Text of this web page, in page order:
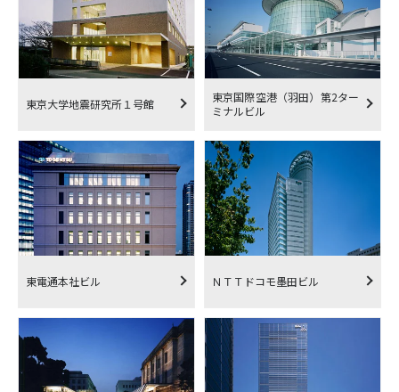
東京大学地震研究所１号館
東京国際空港（羽田）第2ター
ミナルビル
東電通本社ビル ＮＴＴドコモ墨田ビル